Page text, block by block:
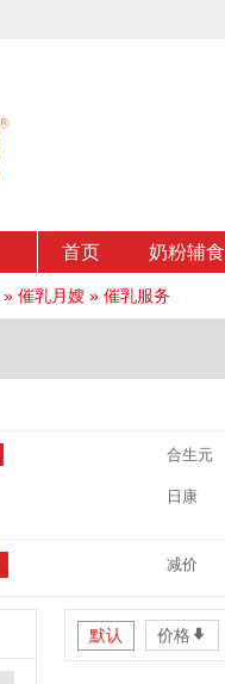
首页 奶粉辅食
» 催乳月嫂 » 催乳服务
合生元
日康
减价
默认 价格 *